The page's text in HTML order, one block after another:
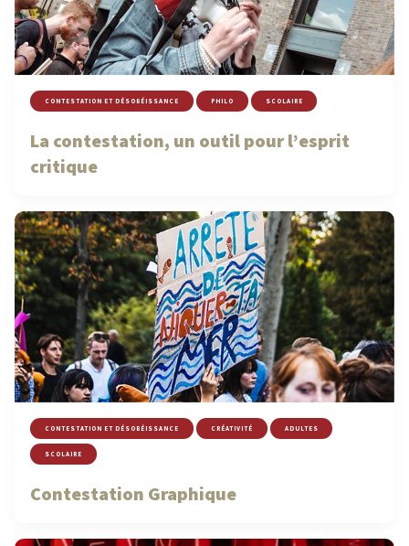
CONTESTATION ET DÉSOBÉISSANCE PHILO SCOLAIRE
La contestation, un outil pour l’esprit
critique
CONTESTATION ET DÉSOBÉISSANCE CRÉATIVITÉ ADULTES
SCOLAIRE
Contestation Graphique